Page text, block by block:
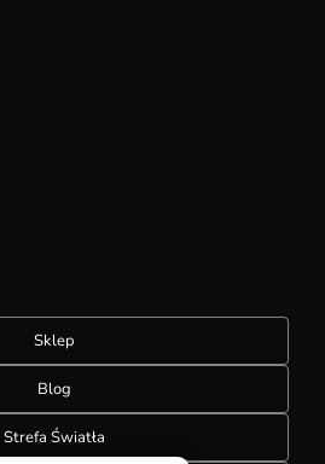
Sklep
Blog
Strefa Światła